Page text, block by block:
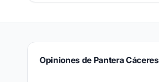
Opiniones de Pantera Cáceres